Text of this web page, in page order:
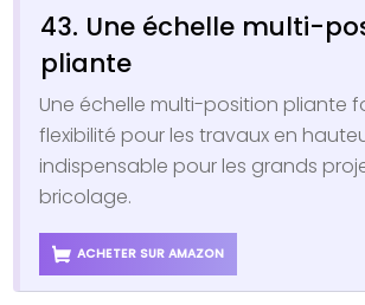
43. Une échelle multi-
pliante
Une échelle multi-position pliante
flexibilité pour les travaux en
indispensable pour les grands
bricolage.
ACHETER SUR AMAZON